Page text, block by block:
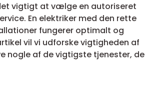
vigtigt at vælge en autoriseret
En elektriker med den rette
fungerer optimalt og
vil vi udforske vigtigheden af
nogle af de vigtigste tjenester, de